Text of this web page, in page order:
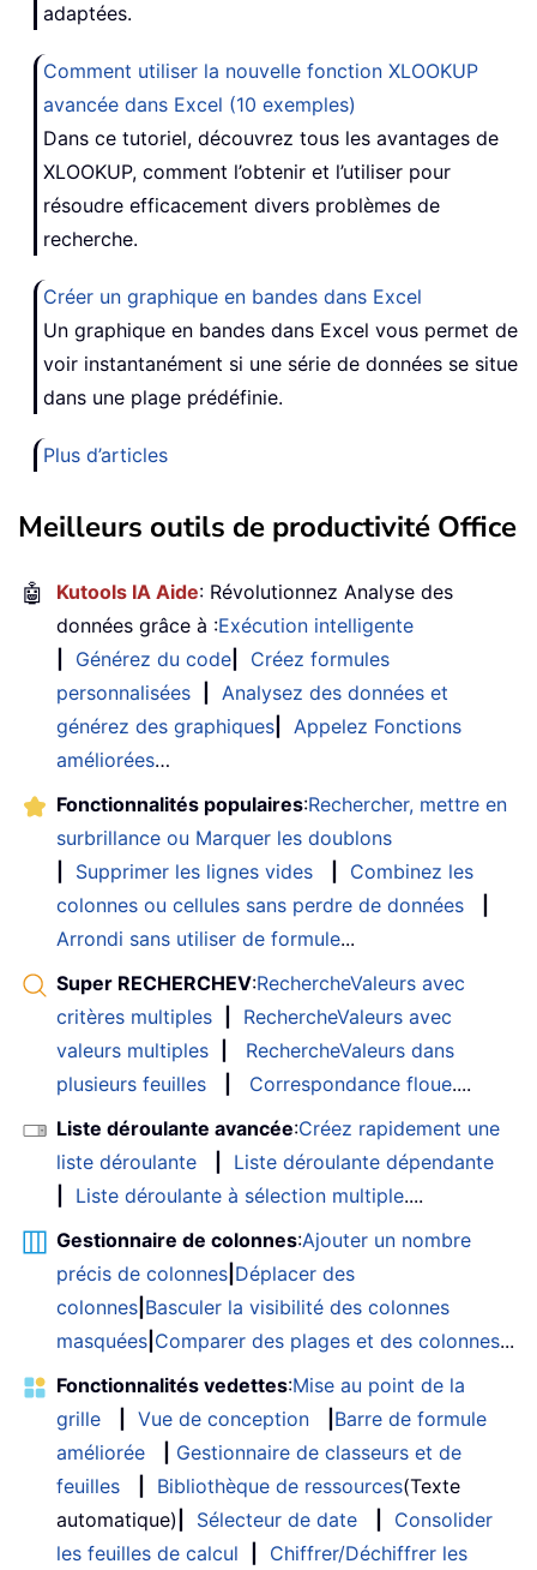
adaptées.
Comment utiliser la nouvelle fonction XLOOKUP
avancée dans Excel (10 exemples)
Dans ce tutoriel, découvrez tous les avantages de
XLOOKUP, comment l’obtenir et l’utiliser pour
résoudre efficacement divers problèmes de
recherche.
Créer un graphique en bandes dans Excel
Un graphique en bandes dans Excel vous permet de
voir instantanément si une série de données se situe
dans une plage prédéfinie.
Plus d’articles
Meilleurs outils de productivité Office
🤖 Kutools IA Aide: Révolutionnez Analyse des
données grâce à :Exécution intelligente
Générez du code
Créez formules
personnalisées
Analysez des données et
générez des graphiques
Appelez Fonctions
améliorées…
Fonctionnalités populaires:Rechercher, mettre en
surbrillance ou Marquer les doublons
Supprimer les lignes vides
Combinez les
colonnes ou cellules sans perdre de données
Arrondi sans utiliser de formule...
Super RECHERCHEV:RechercheValeurs avec
critères multiples
RechercheValeurs avec
valeurs multiples
RechercheValeurs dans
plusieurs feuilles
Correspondance floue....
Liste déroulante avancée:Créez rapidement une
liste déroulante
Liste déroulante dépendante
Liste déroulante à sélection multiple....
Gestionnaire de colonnes:Ajouter un nombre
précis de colonnes Déplacer des
colonnes Basculer la visibilité des colonnes
masquées Comparer des plages et des colonnes...
Fonctionnalités vedettes:Mise au point de la
grille
Vue de conception
Barre de formule
améliorée
Gestionnaire de classeurs et de
feuilles
Bibliothèque de ressources(Texte
automatique)
Sélecteur de date
Consolider
les feuilles de calcul
Chiffrer/Déchiffrer les